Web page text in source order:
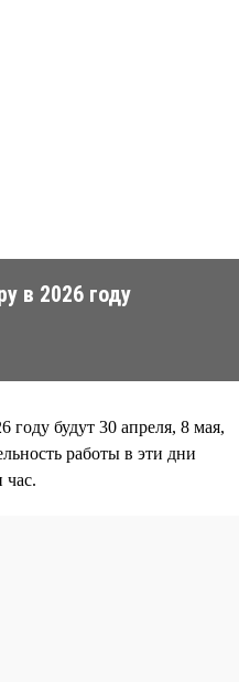
в 2026 году
будут 30 апреля, 8 мая,
работы в эти дни
час.